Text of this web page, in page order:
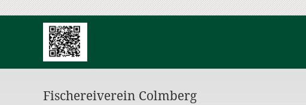
Fischereiverein Colmberg